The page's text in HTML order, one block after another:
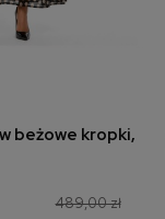
koszyka
beżowe kropki,
489,00 zł